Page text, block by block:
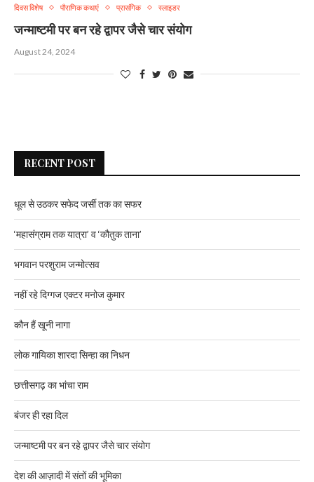
दिवस विशेष पौराणिक कथाएं प्रासंगिक स्लाइडर
जन्माष्टमी पर बन रहे द्वापर जैसे चार संयोग
August 24, 2024
RECENT POST
धूल से उठकर सफेद जर्सी तक का सफर
‘महासंग्राम तक यात्रा’ व ‘कौतुक ताना’
भगवान परशुराम जन्मोत्सव
नहीं रहे दिग्गज एक्टर मनोज कुमार
कौन हैं खूनी नागा
लोक गायिका शारदा सिन्हा का निधन
छत्तीसगढ़ का भांचा राम
बंजर ही रहा दिल
जन्माष्टमी पर बन रहे द्वापर जैसे चार संयोग
देश की आज़ादी में संतों की भूमिका